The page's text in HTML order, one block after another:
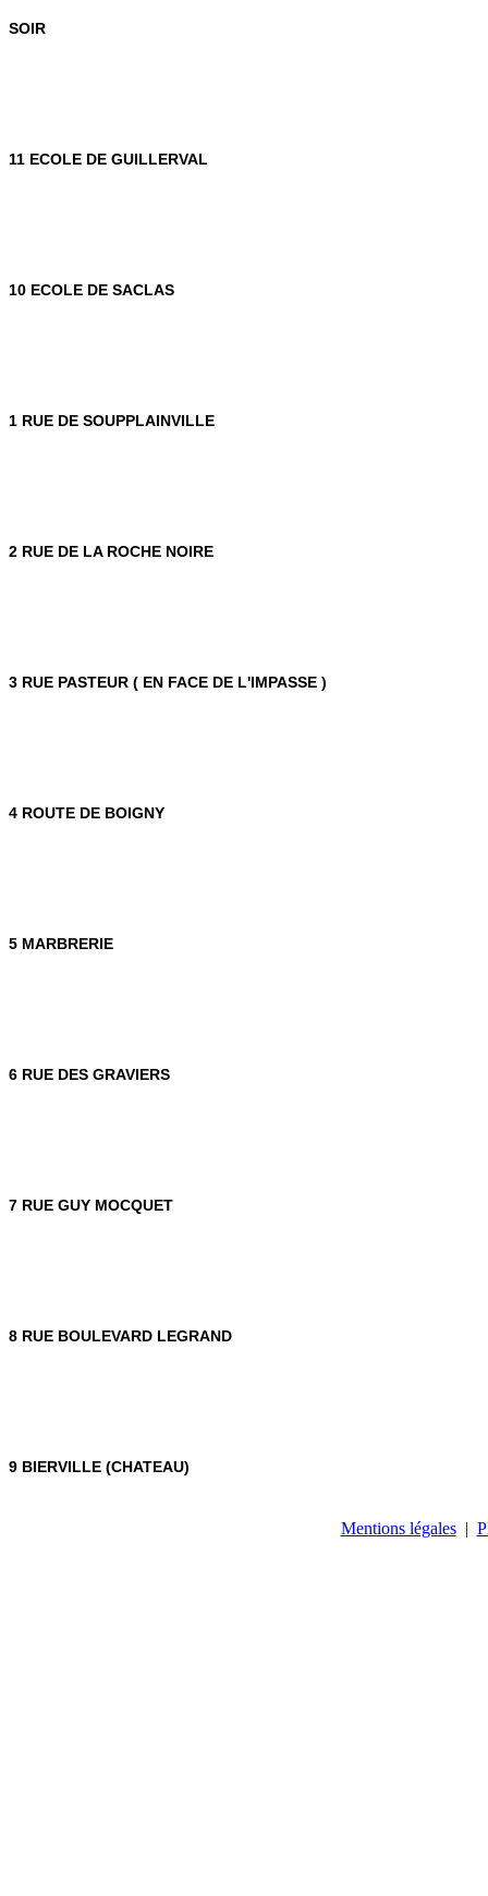
SOIR
11 ECOLE DE GUILLERVAL
10 ECOLE DE SACLAS
1 RUE DE SOUPPLAINVILLE
2 RUE DE LA ROCHE NOIRE
3 RUE PASTEUR ( EN FACE DE L'IMPASSE )
4 ROUTE DE BOIGNY
5 MARBRERIE
6 RUE DES GRAVIERS
7 RUE GUY MOCQUET
8 RUE BOULEVARD LEGRAND
9 BIERVILLE (CHATEAU)
Mentions légales |